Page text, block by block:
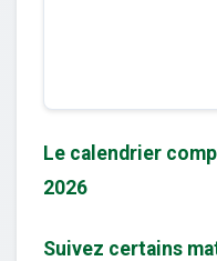
Le calendrier
2026
Suivez certains